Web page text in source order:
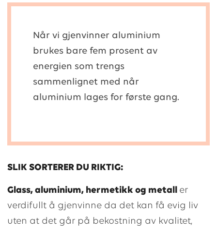
Når vi gjenvinner aluminium
brukes bare fem prosent av
energien som trengs
sammenlignet med når
aluminium lages for første gang.
SLIK SORTERER DU RIKTIG:
Glass, aluminium, hermetikk og metall er
verdifullt å gjenvinne da det kan få evig liv
uten at det går på bekostning av kvalitet,